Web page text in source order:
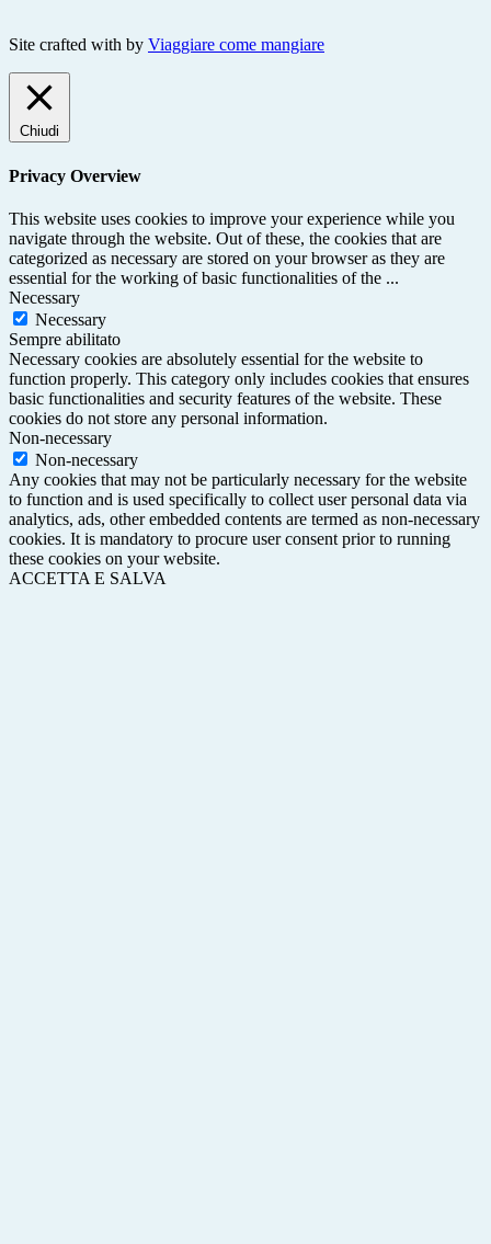
Site crafted with by Viaggiare come mangiare
Chiudi
Privacy Overview
This website uses cookies to improve your experience while you
navigate through the website. Out of these, the cookies that are
categorized as necessary are stored on your browser as they are
essential for the working of basic functionalities of the ...
Necessary
Necessary
Sempre abilitato
Necessary cookies are absolutely essential for the website to
function properly. This category only includes cookies that ensures
basic functionalities and security features of the website. These
cookies do not store any personal information.
Non-necessary
Non-necessary
Any cookies that may not be particularly necessary for the website
to function and is used specifically to collect user personal data via
analytics, ads, other embedded contents are termed as non-necessary
cookies. It is mandatory to procure user consent prior to running
these cookies on your website.
ACCETTA E SALVA